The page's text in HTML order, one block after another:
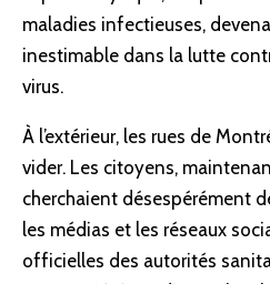
maladies infectieuses,
inestimable dans la lutte
virus.
À l’extérieur, les rues de
vider. Les citoyens,
cherchaient désespérément
les médias et les réseaux
officielles des autorités